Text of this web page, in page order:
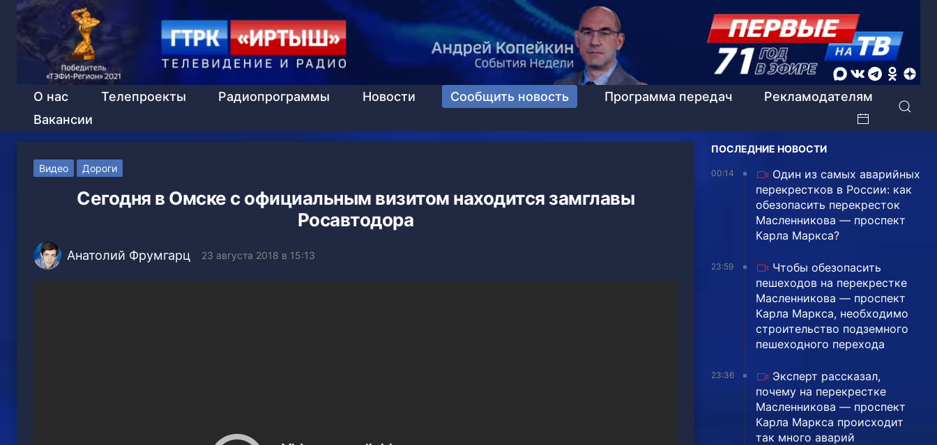
О нас Телепроекты Радиопрограммы Новости Сообщить новость Программа передач
Рекламодателям
Вакансии
Видео Дороги
Сегодня в Омске с официальным визитом находится замглавы
Росавтодора
Анатолий Фрумгарц 23 августа 2018 в 15:13
ПОСЛЕДНИЕ НОВОСТИ
00:14
Один из самых аварийных
перекрестков в России: как
обезопасить перекресток
Масленникова — проспект
Карла Маркса?
23:59
Чтобы обезопасить
пешеходов на перекрестке
Масленникова — проспект
Карла Маркса, необходимо
строительство подземного
пешеходного перехода
23:36
Эксперт рассказал,
почему на перекрестке
Масленникова — проспект
Карла Маркса происходит
так много аварий